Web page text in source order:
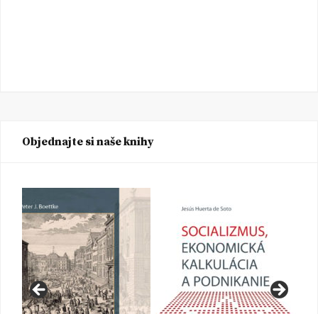
Objednajte si naše knihy